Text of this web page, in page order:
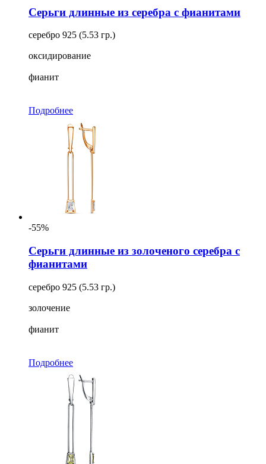
Серьги длинные из серебра с фианитами
серебро 925 (5.53 гр.)
оксидирование
фианит
Подробнее
-55%
Серьги длинные из золоченого серебра с
фианитами
серебро 925 (5.53 гр.)
золочение
фианит
Подробнее